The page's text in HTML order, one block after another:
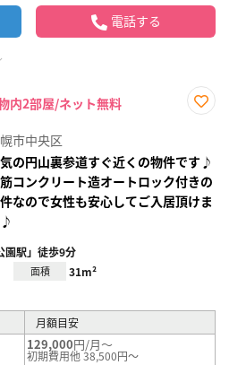
電話する
内2部屋/ネット無料
録
市中央区
の円山裏参道すぐ近くの物件です♪
コンクリート造オートロック付きの
なので女性も安心してご入居頂けま
園駅」徒歩9分
面積 31m²
月額目安
129,000円/月～
初期費用他 38,500円～